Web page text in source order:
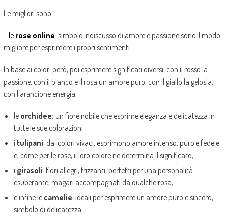
Le migliori sono:
– le rose online: simbolo indiscusso di amore e passione sono il modo
migliore per esprimere i propri sentimenti.
In base ai colori però, poi esprimere significati diversi: con il rosso la
passione, con il bianco e il rosa un amore puro, con il giallo la gelosia,
con l’arancione energia;
le orchidee: un fiore nobile che esprime eleganza e delicatezza in
tutte le sue colorazioni
i tulipani: dai colori vivaci, esprimono amore intenso, puro e fedele
e, come per le rose, il loro colore ne determina il significato;
i girasoli: fiori allegri, frizzanti, perfetti per una personalità
esuberante, magari accompagnati da qualche rosa;
e infine le camelie: ideali per esprimere un amore puro e sincero,
simbolo di delicatezza.